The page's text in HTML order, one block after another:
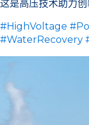
这是高压技术助力创
#HighVoltage
#WaterRecovery